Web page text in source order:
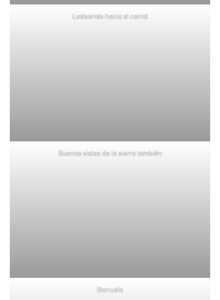
Ladeando hacia el corral
Buenas vistas de la sierra también
Barruelo